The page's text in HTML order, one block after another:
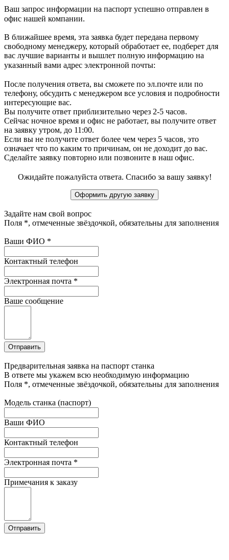
Ваш запрос информации на паспорт успешно отправлен в
офис нашей компании.
В ближайшее время, эта заявка будет передана первому
свободному менеджеру, который обработает ее, подберет для
вас лучшие варианты и вышлет полную информацию на
указанный вами адрес электронной почты:
После получения ответа, вы сможете по эл.почте или по
телефону, обсудить с менеджером все условия и подробности
интересующие вас.
Вы получите ответ приблизительно через 2-5 часов.
Сейчас ночное время и офис не работает, вы получите ответ
на заявку утром, до 11:00.
Если вы не получите ответ более чем через 5 часов, это
означает что по каким то причинам, он не доходит до вас.
Сделайте заявку повторно или позвоните в наш офис.
Ожидайте пожалуйста ответа. Спасибо за вашу заявку!
Задайте нам свой вопрос
Поля *, отмеченные звёздочкой, обязательны для заполнения
Ваши ФИО *
Контактный телефон
Электронная почта *
Ваше сообщение
Предварительная заявка на паспорт станка
В ответе мы укажем всю необходимую информацию
Поля *, отмеченные звёздочкой, обязательны для заполнения
Модель станка (паспорт)
Ваши ФИО
Контактный телефон
Электронная почта *
Примечания к заказу